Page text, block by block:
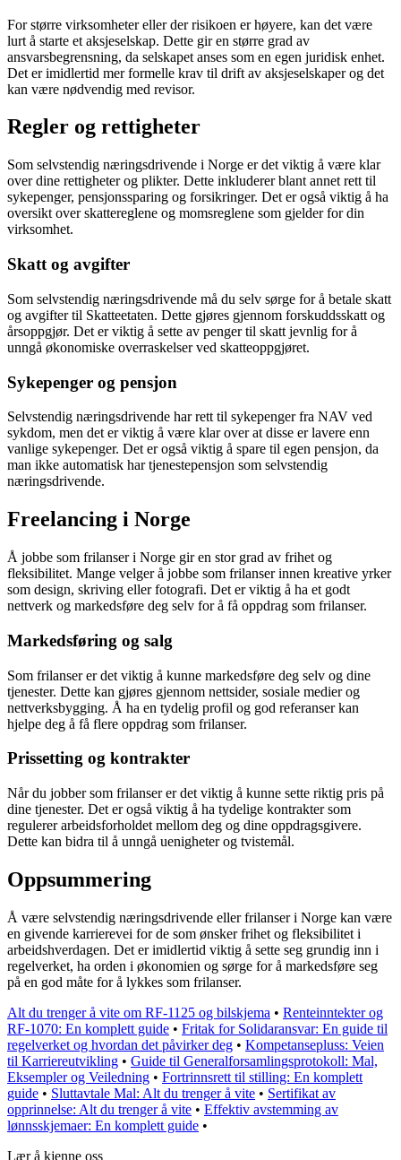
For større virksomheter eller der risikoen er høyere, kan det være
lurt å starte et aksjeselskap. Dette gir en større grad av
ansvarsbegrensning, da selskapet anses som en egen juridisk enhet.
Det er imidlertid mer formelle krav til drift av aksjeselskaper og det
kan være nødvendig med revisor.
Regler og rettigheter
Som selvstendig næringsdrivende i Norge er det viktig å være klar
over dine rettigheter og plikter. Dette inkluderer blant annet rett til
sykepenger, pensjonssparing og forsikringer. Det er også viktig å ha
oversikt over skattereglene og momsreglene som gjelder for din
virksomhet.
Skatt og avgifter
Som selvstendig næringsdrivende må du selv sørge for å betale skatt
og avgifter til Skatteetaten. Dette gjøres gjennom forskuddsskatt og
årsoppgjør. Det er viktig å sette av penger til skatt jevnlig for å
unngå økonomiske overraskelser ved skatteoppgjøret.
Sykepenger og pensjon
Selvstendig næringsdrivende har rett til sykepenger fra NAV ved
sykdom, men det er viktig å være klar over at disse er lavere enn
vanlige sykepenger. Det er også viktig å spare til egen pensjon, da
man ikke automatisk har tjenestepensjon som selvstendig
næringsdrivende.
Freelancing i Norge
Å jobbe som frilanser i Norge gir en stor grad av frihet og
fleksibilitet. Mange velger å jobbe som frilanser innen kreative yrker
som design, skriving eller fotografi. Det er viktig å ha et godt
nettverk og markedsføre deg selv for å få oppdrag som frilanser.
Markedsføring og salg
Som frilanser er det viktig å kunne markedsføre deg selv og dine
tjenester. Dette kan gjøres gjennom nettsider, sosiale medier og
nettverksbygging. Å ha en tydelig profil og god referanser kan
hjelpe deg å få flere oppdrag som frilanser.
Prissetting og kontrakter
Når du jobber som frilanser er det viktig å kunne sette riktig pris på
dine tjenester. Det er også viktig å ha tydelige kontrakter som
regulerer arbeidsforholdet mellom deg og dine oppdragsgivere.
Dette kan bidra til å unngå uenigheter og tvistemål.
Oppsummering
Å være selvstendig næringsdrivende eller frilanser i Norge kan være
en givende karrierevei for de som ønsker frihet og fleksibilitet i
arbeidshverdagen. Det er imidlertid viktig å sette seg grundig inn i
regelverket, ha orden i økonomien og sørge for å markedsføre seg
på en god måte for å lykkes som frilanser.
Alt du trenger å vite om RF-1125 og bilskjema • Renteinntekter og
RF-1070: En komplett guide • Fritak for Solidaransvar: En guide til
regelverket og hvordan det påvirker deg • Kompetansepluss: Veien
til Karriereutvikling • Guide til Generalforsamlingsprotokoll: Mal,
Eksempler og Veiledning • Fortrinnsrett til stilling: En komplett
guide • Sluttavtale Mal: Alt du trenger å vite • Sertifikat av
opprinnelse: Alt du trenger å vite • Effektiv avstemming av
lønnsskjemaer: En komplett guide •
Lær å kjenne oss